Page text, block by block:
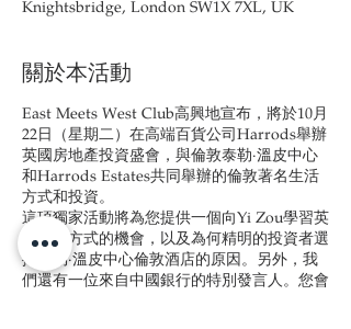
Knightsbridge, London SW1X 7XL, UK
關於本活動
East Meets West Club高興地宣布，將於10月
22日（星期二）在高端百貨公司Harrods舉辦
英國房地產投資盛會，與倫敦泰勒·溫皮中心
和Harrods Estates共同舉辦的倫敦著名生活
方式和投資。
這項獨家活動將為您提供一個向Yi Zou學習英
國生活方式的機會，以及為何精明的投資者選
擇泰勒·溫皮中心倫敦酒店的原因。另外，我
們還有一位來自中國銀行的特別發言人。您會